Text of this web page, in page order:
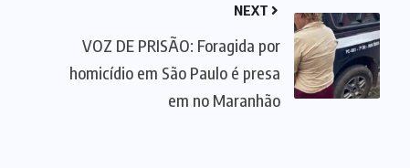
NEXT
VOZ DE PRISÃO: Foragida por
homicídio em São Paulo é presa
em no Maranhão